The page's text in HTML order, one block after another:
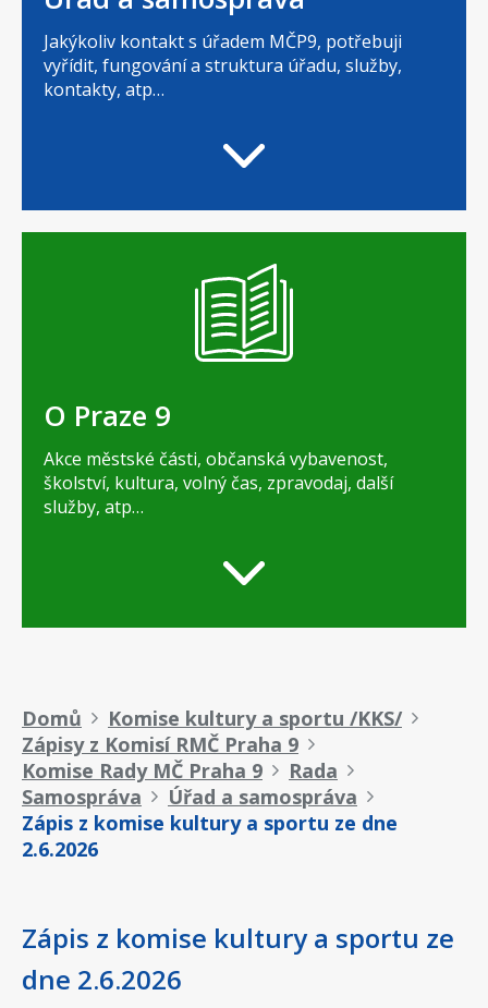
Jakýkoliv kontakt s úřadem MČP9, potřebuji
vyřídit, fungování a struktura úřadu, služby,
kontakty, atp…
O Praze 9
Akce městské části, občanská vybavenost,
školství, kultura, volný čas, zpravodaj, další
služby, atp…
Drobečková
navigace
Domů
Komise kultury a sportu /KKS/
Zápisy z Komisí RMČ Praha 9
Komise Rady MČ Praha 9
Rada
Samospráva
Úřad a samospráva
Zápis z komise kultury a sportu ze dne
2.6.2026
Zápis z komise kultury a sportu ze
dne 2.6.2026